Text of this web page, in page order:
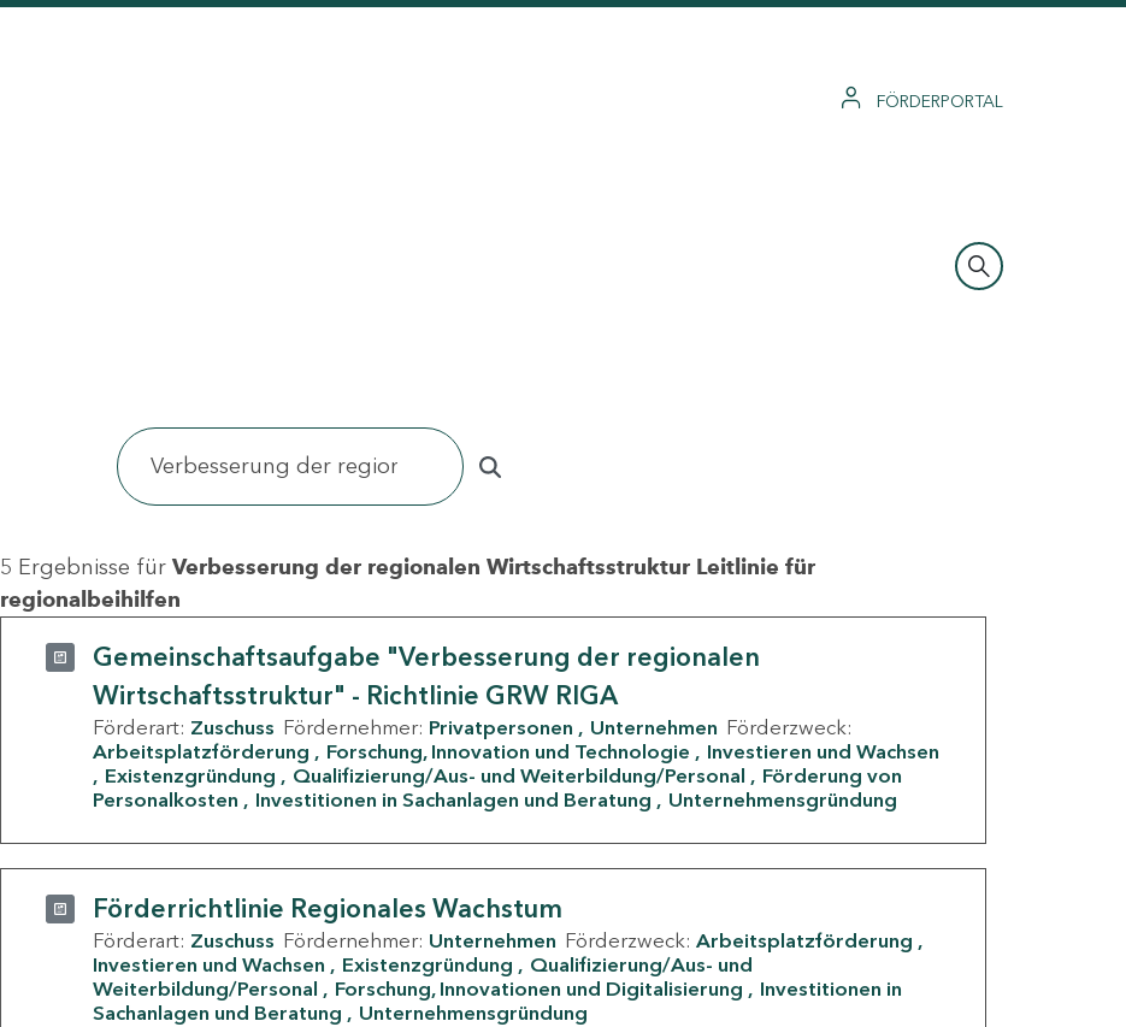
FÖRDERPORTAL
5 Ergebnisse für Verbesserung der regionalen Wirtschaftsstruktur Leitlinie für
regionalbeihilfen
Gemeinschaftsaufgabe "Verbesserung der regionalen
Wirtschaftsstruktur" - Richtlinie GRW RIGA
Förderart: Zuschuss Fördernehmer: Privatpersonen Unternehmen Förderzweck:
Arbeitsplatzförderung
Forschung, Innovation und Technologie
Investieren und Wachsen
Existenzgründung
Qualifizierung/Aus- und Weiterbildung/Personal
Förderung von
Personalkosten
Investitionen in Sachanlagen und Beratung Unternehmensgründung
Förderrichtlinie Regionales Wachstum
Förderart: Zuschuss Fördernehmer: Unternehmen Förderzweck: Arbeitsplatzförderung
Investieren und Wachsen
Existenzgründung
Qualifizierung/Aus- und
Weiterbildung/Personal
Forschung, Innovationen und Digitalisierung
Investitionen in
Sachanlagen und Beratung
Unternehmensgründung